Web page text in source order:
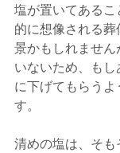
塩が置いてある
的に想像される
景かもしれませ
いないため、も
に下げてもらう
す。
清めの塩は、そ